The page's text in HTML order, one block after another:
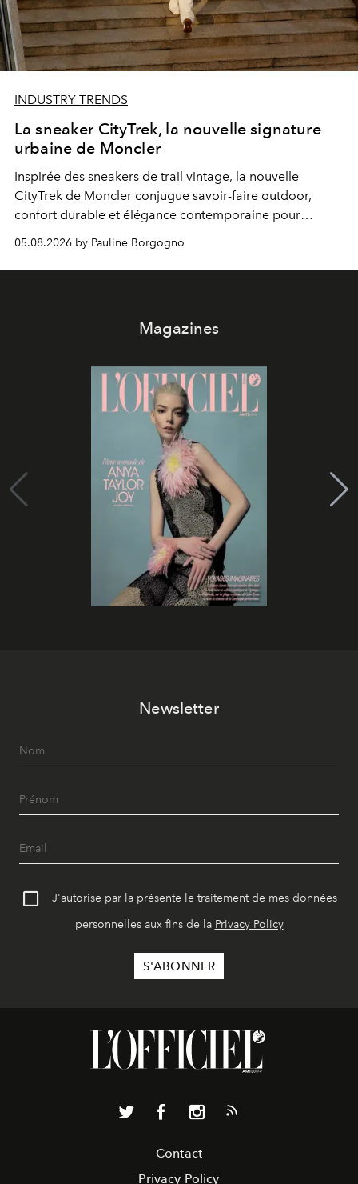
INDUSTRY TRENDS
La sneaker CityTrek, la nouvelle signature
urbaine de Moncler
Inspirée des sneakers de trail vintage, la nouvelle
CityTrek de Moncler conjugue savoir-faire outdoor,
confort durable et élégance contemporaine pour
accompagner les explorations du quotidien.
05.08.2026 by Pauline Borgogno
Magazines
Newsletter
J'autorise par la présente le traitement de mes données
personnelles aux fins de la Privacy Policy
Contact
Privacy Policy